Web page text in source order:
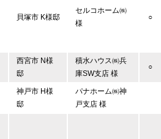
貝塚市 K様邸
セルコホーム㈱
様
○
西宮市 N様
邸
積水ハウス㈱兵
庫SW支店 様
○
神戸市 H様
邸
パナホーム㈱神
戸支店 様